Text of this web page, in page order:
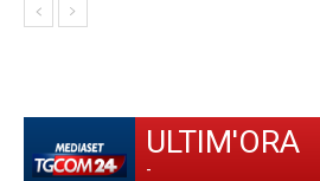
ULTIM'ORA
-